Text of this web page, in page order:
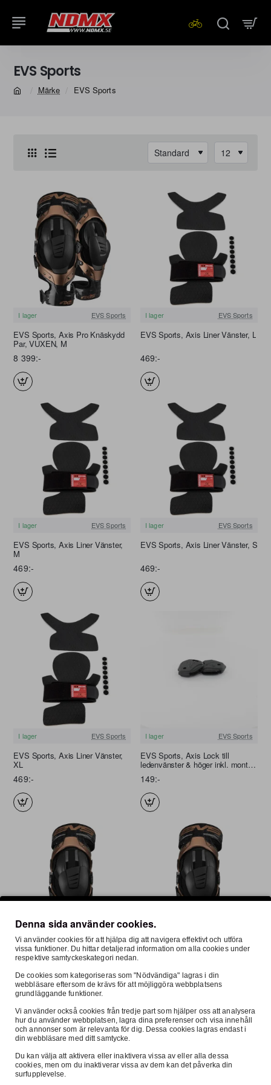
EVS Sports
Märke EVS Sports
FRI FRAKT
I lager EVS Sports
EVS Sports, Axis Pro Knäskydd
Par, VUXEN, M
8 399:-
I lager EVS Sports
EVS Sports, Axis Liner Vänster, L
469:-
I lager EVS Sports
EVS Sports, Axis Liner Vänster,
M
469:-
I lager EVS Sports
EVS Sports, Axis Liner Vänster, S
469:-
I lager EVS Sports
EVS Sports, Axis Liner Vänster,
XL
469:-
I lager EVS Sports
EVS Sports, Axis Lock till
ledenvänster & höger inkl. mont.
detal
149:-
FRI FRAKT
I lager EVS Sports
Höger, VUXEN, L
4 295:-
FRI FRAKT
I lager EVS Sports
Höger, VUXEN, M
4 295:-
Denna sida använder cookies.
Vi använder cookies för att hjälpa dig att navigera effektivt och utföra
vissa funktioner. Du hittar detaljerad information om alla cookies under
respektive samtyckeskategori nedan.
De cookies som kategoriseras som "Nödvändiga" lagras i din
webbläsare eftersom de krävs för att möjliggöra webbplatsens
grundläggande funktioner.
Vi använder också cookies från tredje part som hjälper oss att analysera
hur du använder webbplatsen, lagra dina preferenser och visa innehåll
och annonser som är relevanta för dig. Dessa cookies lagras endast i
din webbläsare med ditt samtycke.
Du kan välja att aktivera eller inaktivera vissa av eller alla dessa
cookies, men om du inaktiverar vissa av dem kan det påverka din
surfupplevelse.